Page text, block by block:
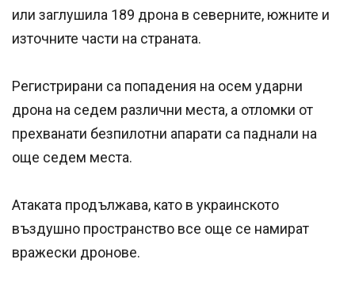
или заглушила 189 дрона в северните, южните и
източните части на страната.
Регистрирани са попадения на осем ударни
дрона на седем различни места, а отломки от
прехванати безпилотни апарати са паднали на
още седем места.
Атаката продължава, като в украинското
въздушно пространство все още се намират
вражески дронове.